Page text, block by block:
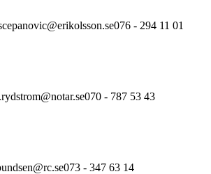
076 - 294 11 01
070 - 787 53 43
073 - 347 63 14